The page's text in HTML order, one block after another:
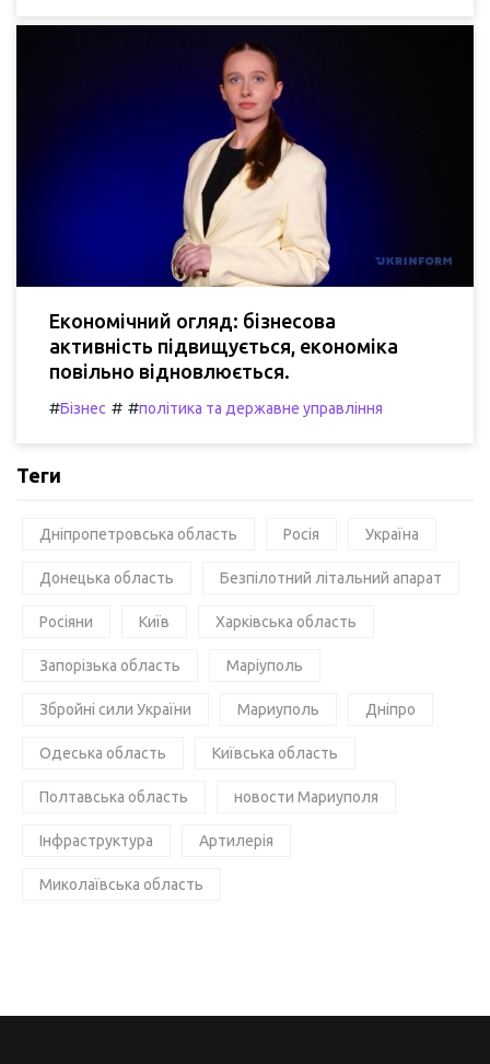
Економічний огляд: бізнесова
активність підвищується, економіка
повільно відновлюється.
#Бізнес # #політика та державне управління
Теги
Дніпропетровська область Росія Україна
Донецька область Безпілотний літальний апарат
Росіяни Київ Харківська область
Запорізька область Маріуполь
Збройні сили України Мариуполь Дніпро
Одеська область Київська область
Полтавська область новости Мариуполя
Інфраструктура Артилерія
Миколаївська область